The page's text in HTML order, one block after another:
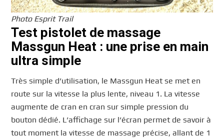
Photo Esprit Trail
Test pistolet de massage
Massgun Heat : une prise en main
ultra simple
Très simple d’utilisation, le Massgun Heat se met en
route sur la vitesse la plus lente, niveau 1. La vitesse
augmente de cran en cran sur simple pression du
bouton dédié. L’affichage sur l’écran permet de savoir à
tout moment la vitesse de massage précise, allant de 1